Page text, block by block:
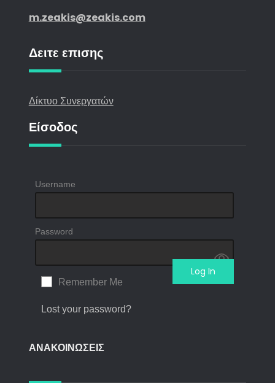
m.zeakis@zeakis.com
Δειτε επισης
Δίκτυο Συνεργατών
Είσοδος
Username
Password
Remember Me
Lost your password?
ΑΝΑΚΟΙΝΩΣΕΙΣ